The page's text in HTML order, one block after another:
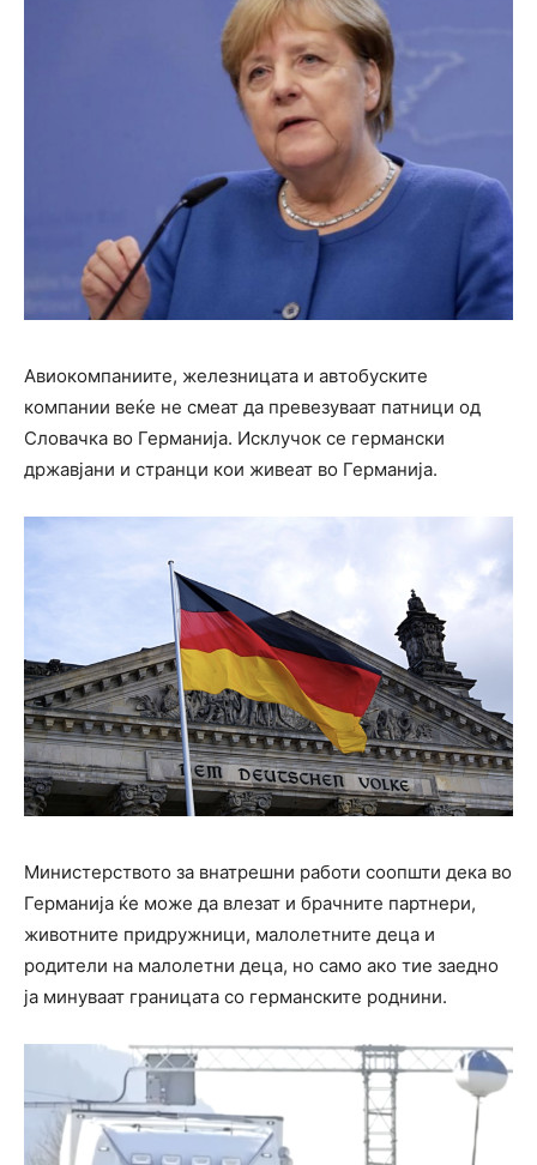
Авиокомпаниите, железницата и автобуските
компании веќе не смеат да превезуваат патници од
Словачка во Германија. Исклучок се германски
државјани и странци кои живеат во Германија.
Министерството за внатрешни работи соопшти дека во
Германија ќе може да влезат и брачните партнери,
животните придружници, малолетните деца и
родители на малолетни деца, но само ако тие заедно
ја минуваат границата со германските роднини.